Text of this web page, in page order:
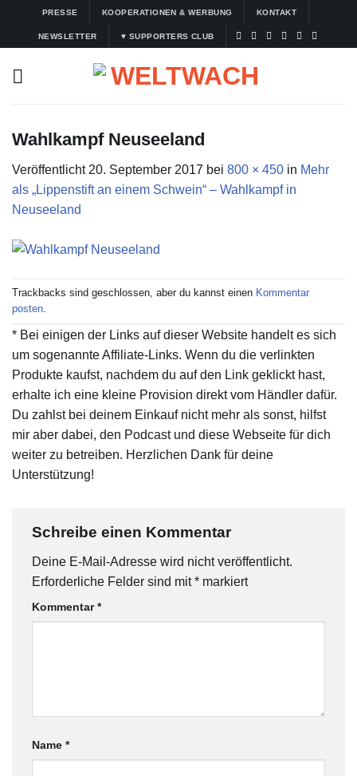
springen
PRESSE KOOPERATIONEN & WERBUNG KONTAKT
NEWSLETTER ♥ SUPPORTERS CLUB
Wahlkampf Neuseeland
Veröffentlicht 20. September 2017 bei 800 × 450 in Mehr
als „Lippenstift an einem Schwein“ – Wahlkampf in
Neuseeland
Trackbacks sind geschlossen, aber du kannst einen Kommentar
posten
* Bei einigen der Links auf dieser Website handelt es sich
um sogenannte Affiliate-Links. Wenn du die verlinkten
Produkte kaufst, nachdem du auf den Link geklickt hast,
erhalte ich eine kleine Provision direkt vom Händler dafür.
Du zahlst bei deinem Einkauf nicht mehr als sonst, hilfst
mir aber dabei, den Podcast und diese Webseite für dich
weiter zu betreiben. Herzlichen Dank für deine
Unterstützung!
Schreibe einen Kommentar
Deine E-Mail-Adresse wird nicht veröffentlicht.
Erforderliche Felder sind mit* markiert
Kommentar*
Name *